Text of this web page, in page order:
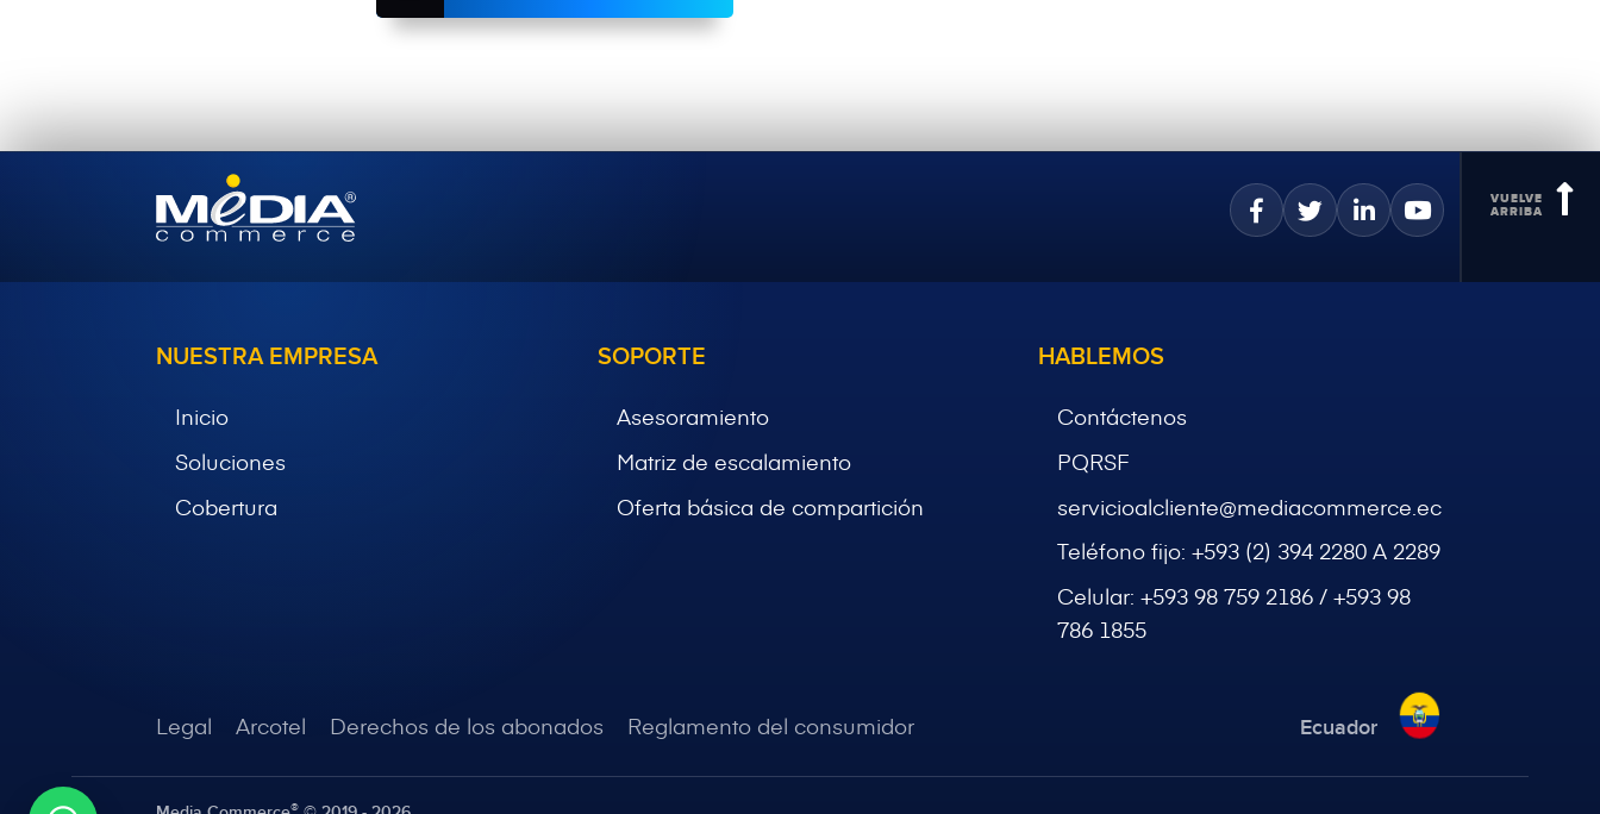
NUESTRA EMPRESA
Inicio
Soluciones
Cobertura
SOPORTE
Asesoramiento
Matriz de escalamiento
Oferta básica de compartición
HABLEMOS
Contáctenos
PQRSF
servicioalcliente@mediacommerce.ec
Teléfono fijo:+593 (2) 394 2280 A 2289
Celular:+593 98 759 2186 / +593 98
786 1855
Legal Arcotel Derechos de los abonados Reglamento del consumidor Ecuador